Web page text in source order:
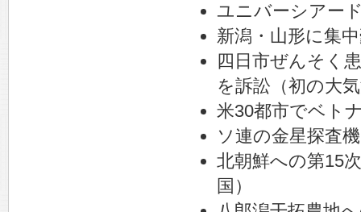
ユニバーシアー
新潟・山形に集
四日市ぜんそく
を訴訟（初の大
米30都市でベト
ソ連の金星探査
北朝鮮への第15
国）